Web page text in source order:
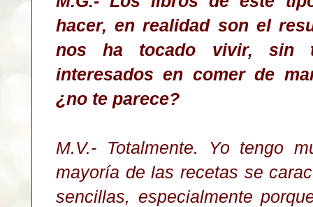
hacer, en realidad son el
nos ha tocado vivir, sin
interesados en comer de
¿no te parece?
M.V.- Totalmente. Yo tengo
mayoría de las recetas se
sencillas, especialmente